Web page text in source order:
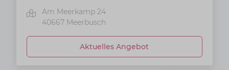
Am Meerkamp 24
40667 Meerbusch
Aktuelles Angebot